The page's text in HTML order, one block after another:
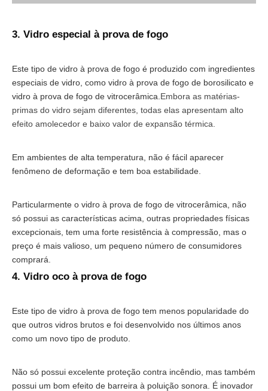
3. Vidro especial à prova de fogo
Este tipo de vidro à prova de fogo é produzido com ingredientes
especiais de vidro, como vidro à prova de fogo de borosilicato e
vidro à prova de fogo de vitrocerâmica. Embora as matérias-
primas do vidro sejam diferentes, todas elas apresentam alto
efeito amolecedor e baixo valor de expansão térmica.
Em ambientes de alta temperatura, não é fácil aparecer
fenômeno de deformação e tem boa estabilidade.
Particularmente o vidro à prova de fogo de vitrocerâmica, não
só possui as características acima, outras propriedades físicas
excepcionais, tem uma forte resistência à compressão, mas o
preço é mais valioso, um pequeno número de consumidores
comprará.
4. Vidro oco à prova de fogo
Este tipo de vidro à prova de fogo tem menos popularidade do
que outros vidros brutos e foi desenvolvido nos últimos anos
como um novo tipo de produto.
Não só possui excelente proteção contra incêndio, mas também
possui um bom efeito de barreira à poluição sonora. É inovador